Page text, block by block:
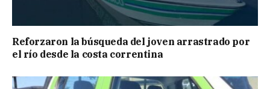
Reforzaron la búsqueda del joven arrastrado por
el río desde la costa correntina